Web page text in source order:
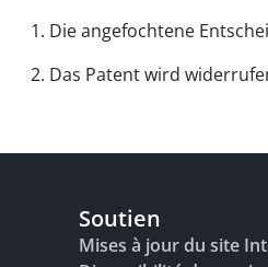
1. Die angefochtene
2. Das Patent wird
Soutien
Mises à jour du site